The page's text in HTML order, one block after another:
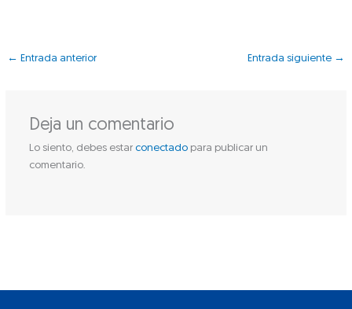
← Entrada anterior Entrada siguiente →
Deja un comentario
Lo siento, debes estar conectadopara publicar un
comentario.